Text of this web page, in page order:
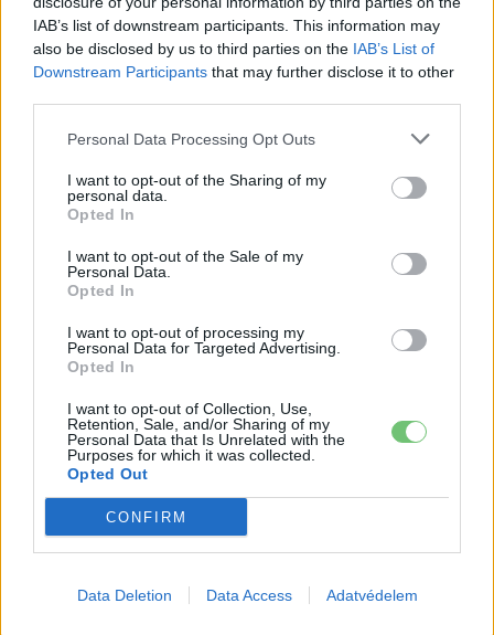
IAB’s list of downstream participants. This information may
also be disclosed by us to third parties on the IAB’s List of
Downstream Participants that may further disclose it to other
Personal Data Processing Opt Outs
I want to opt-out of the Sharing of my
personal data.
Opted In
I want to opt-out of the Sale of my
Personal Data.
Opted In
I want to opt-out of processing my
Personal Data for Targeted Advertising.
Opted In
I want to opt-out of Collection, Use,
Retention, Sale, and/or Sharing of my
Personal Data that Is Unrelated with the
Purposes for which it was collected.
Opted Out
CONFIRM
Data Deletion Data Access Adatvédelem
Kövesd az e-cars.hu-t a Facebookon is, további
tartalmakért!
Elektromobilitás
Elektromos autó Nio
Eriqo
Főállásban Informatikus kocka, de lelkében elkötelezett gamer,
kütyü és immár e-autó rajongó!